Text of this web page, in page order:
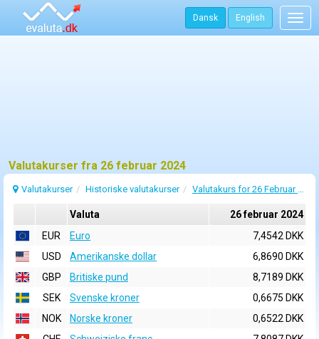
Dansk English
Valutakurser fra 26 februar 2024
Valutakurser Historiske valutakurser Valutakurs for 26 Februar 2024
Valuta
26 februar 2024
EUR
Euro
7,4542 DKK
USD
Amerikanske dollar
6,8690 DKK
GBP
Britiske pund
8,7189 DKK
SEK
Svenske kroner
0,6675 DKK
NOK
Norske kroner
0,6522 DKK